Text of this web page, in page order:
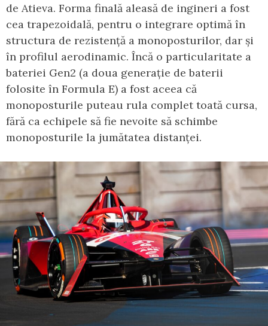
de Atieva. Forma finală aleasă de ingineri a fost
cea trapezoidală, pentru o integrare optimă în
structura de rezistență a monoposturilor, dar și
în profilul aerodinamic. Încă o particularitate a
bateriei Gen2 (a doua generație de baterii
folosite în Formula E) a fost aceea că
monoposturile puteau rula complet toată cursa,
fără ca echipele să fie nevoite să schimbe
monoposturile la jumătatea distanței.